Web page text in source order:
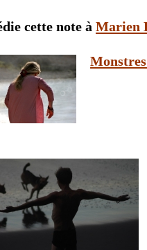
cette note à Marien